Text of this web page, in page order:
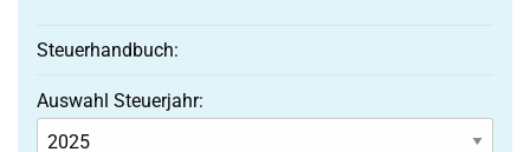
Steuerhandbuch:
Auswahl Steuerjahr: